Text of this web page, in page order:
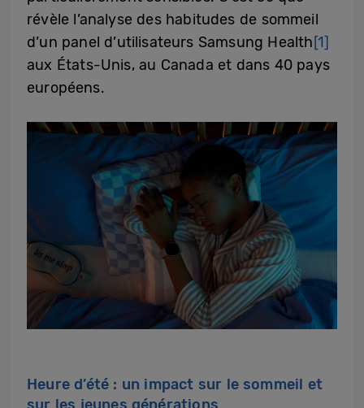
révèle l’analyse des habitudes de sommeil
d’un panel d’utilisateurs Samsung Health [1]
aux États-Unis, au Canada et dans 40 pays
européens.
Heure d’été : un impact sur le sommeil et